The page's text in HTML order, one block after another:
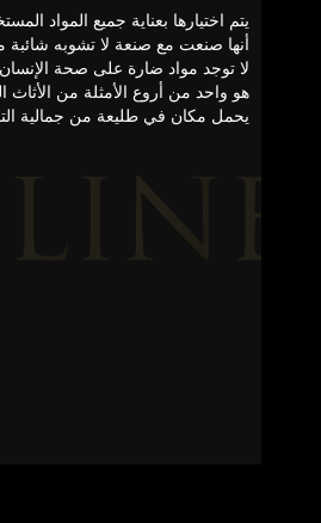
يتم اختيارها بعناية جميع المواد
أنها صنعت مع صنعة لا تشوبه شائبة
لا توجد مواد ضارة على صحة
هو واحد من أروع الأمثلة من الأثاث
يحمل مكان في طليعة من جمالية